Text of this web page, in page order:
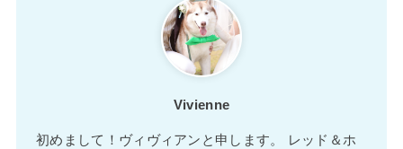
Vivienne
初めまして！ヴィヴィアンと申します。 レッド＆ホ